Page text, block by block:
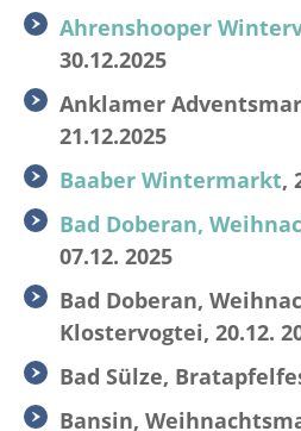
Ahrenshooper
30.12.2025
Anklamer
21.12.2025
Baaber Wintermarkt,
Bad Doberan,
07.12. 2025
Bad Doberan,
Klostervogtei, 20.12.
Bad Sülze,
Bansin,